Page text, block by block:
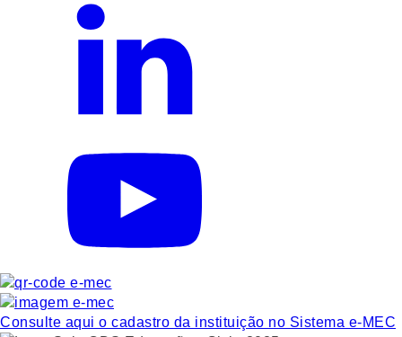
Consulte aqui o cadastro da instituição no Sistema e-MEC